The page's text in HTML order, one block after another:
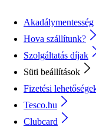
Akadálymentesség
Hova szállítunk?
Szolgáltatás díjak
Süti beállítások
Fizetési
Tesco.hu
Clubcard